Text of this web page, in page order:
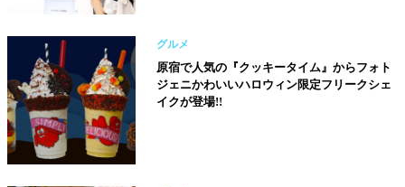
グルメ
原宿で人気の『クッキータイム』からフォト
ジェニかわいいハロウィン限定フリークシェ
イクが登場!!